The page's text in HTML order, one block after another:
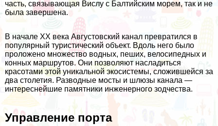
часть, связывающая Вислу с Балтийским морем, так и не
была завершена.
В начале XX века Августовский канал превратился в
популярный туристический объект. Вдоль него было
проложено множество водных, пеших, велосипедных и
конных маршрутов. Они позволяют насладиться
красотами этой уникальной экосистемы, сложившейся за
два столетия. Разводные мосты и шлюзы канала —
интереснейшие памятники инженерного зодчества.
Управление порта